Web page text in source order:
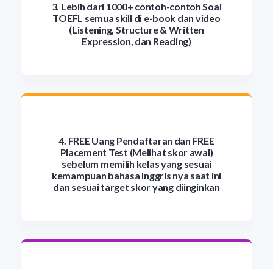
3. Lebih dari 1000+ contoh-contoh Soal
TOEFL semua skill di e-book dan video
(Listening, Structure & Written
Expression, dan Reading)
4. FREE Uang Pendaftaran dan FREE
Placement Test (Melihat skor awal)
sebelum memilih kelas yang sesuai
kemampuan bahasa Inggris nya saat ini
dan sesuai target skor yang diinginkan